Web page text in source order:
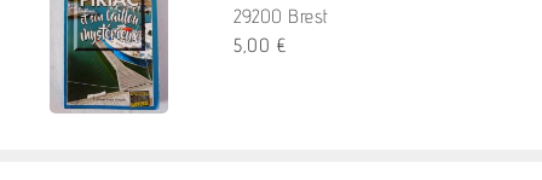
29200 Brest
5,00 €